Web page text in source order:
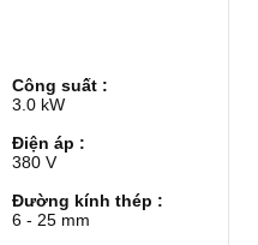
Công suất :
3.0 kW
Điện áp :
380 V
Đường kính thép :
6 - 25 mm